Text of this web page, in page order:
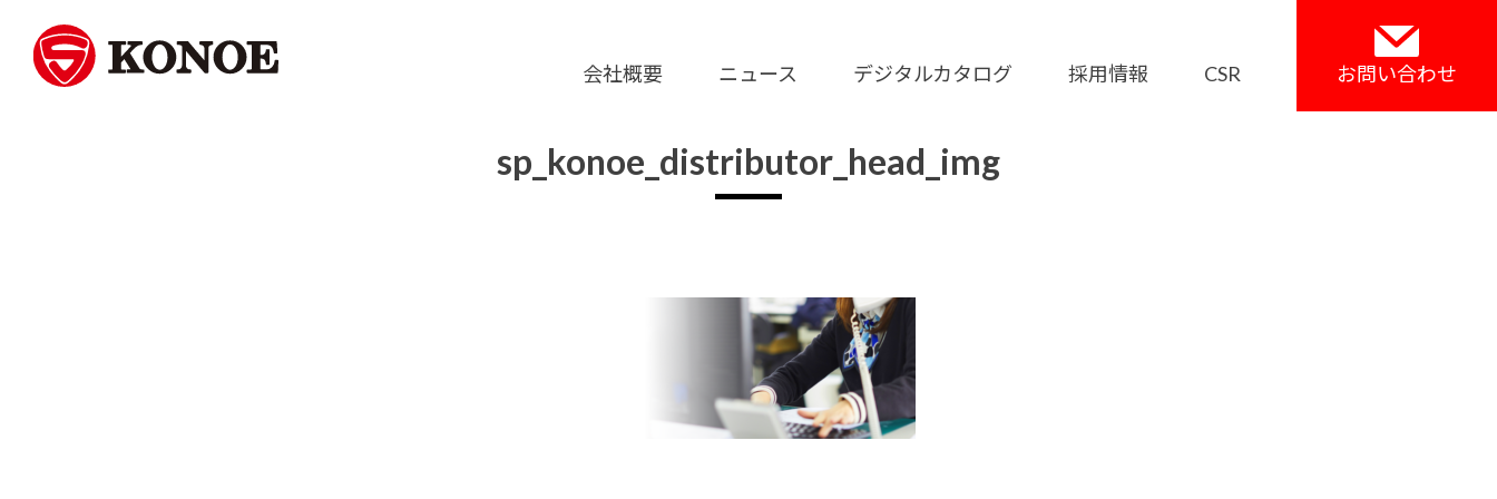
株式会社コノエ
モノとモノ、人と人をつなぐ。
会社概要 ニュース デジタルカタログ 採用情報 CSR お問い合わせ
sp_konoe_distributor_head_img